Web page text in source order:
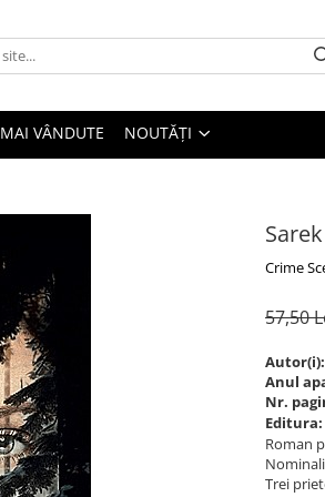
VÂNDUTE NOUTĂȚI
Sarek
Crime
57,50
Anul
Nr.
Editura:
Roman
Trei